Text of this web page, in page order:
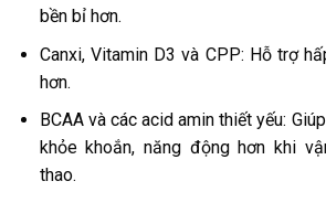
bền bỉ hơn.
Canxi, Vitamin D3 và CPP: Hỗ trợ
hơn.
BCAA và các acid amin thiết yếu:
khỏe khoắn, năng động hơn khi
thao.